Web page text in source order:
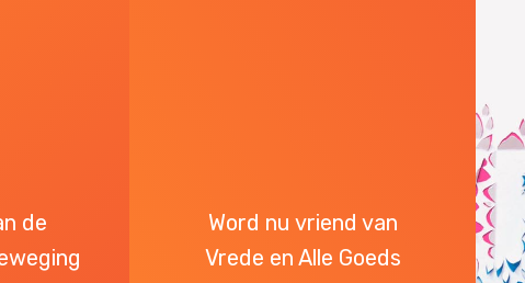
de
Word nu vriend van
Vrede en Alle Goeds